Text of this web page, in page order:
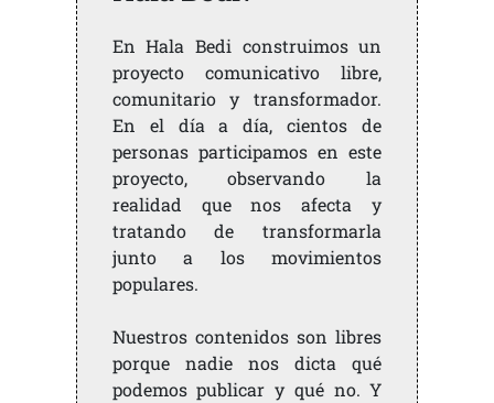
En Hala Bedi construimos un
proyecto comunicativo libre,
comunitario y transformador.
En el día a día, cientos de
personas participamos en este
proyecto, observando la
realidad que nos afecta y
tratando de transformarla
junto a los movimientos
populares.
Nuestros contenidos son libres
porque nadie nos dicta qué
podemos publicar y qué no. Y